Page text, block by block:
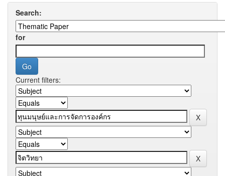
Search:
for
Current filters: